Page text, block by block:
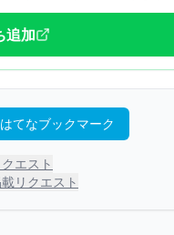
追加
はてなブックマーク
エスト
リクエスト